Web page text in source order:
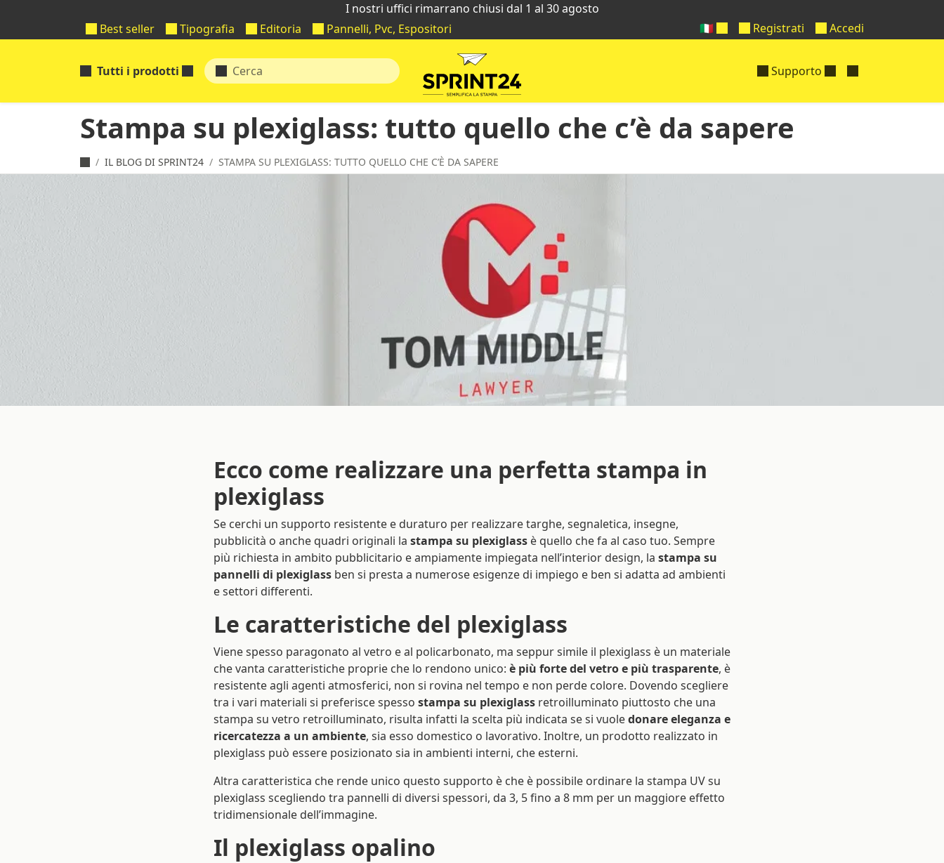
I nostri uffici rimarrano chiusi dal 1 al 30 agosto
Best seller
Tipografia Editoria Pannelli, Pvc, Espositori Registrati Accedi
🇮🇹
Tutti i prodotti Supporto
Stampa su plexiglass: tutto quello che c’è da sapere
IL BLOG DI SPRINT24 STAMPA SU PLEXIGLASS: TUTTO QUELLO CHE C’È DA SAPERE
Ecco come realizzare una perfetta stampa in
plexiglass
Se cerchi un supporto resistente e duraturo per realizzare targhe, segnaletica, insegne,
pubblicità o anche quadri originali la stampa su plexiglass è quello che fa al caso tuo. Sempre
più richiesta in ambito pubblicitario e ampiamente impiegata nell’interior design, la stampa su
pannelli di plexiglass ben si presta a numerose esigenze di impiego e ben si adatta ad ambienti
e settori differenti.
Le caratteristiche del plexiglass
Viene spesso paragonato al vetro e al policarbonato, ma seppur simile il plexiglass è un materiale
che vanta caratteristiche proprie che lo rendono unico: è più forte del vetro e più trasparente, è
resistente agli agenti atmosferici, non si rovina nel tempo e non perde colore. Dovendo scegliere
tra i vari materiali si preferisce spesso stampa su plexiglass retroilluminato piuttosto che una
stampa su vetro retroilluminato, risulta infatti la scelta più indicata se si vuoledonare eleganza e
ricercatezza a un ambiente, sia esso domestico o lavorativo. Inoltre, un prodotto realizzato in
plexiglass può essere posizionato sia in ambienti interni, che esterni.
Altra caratteristica che rende unico questo supporto è che è possibile ordinare la stampa UV su
plexiglass scegliendo tra pannelli di diversi spessori, da 3, 5 fino a 8 mm per un maggiore effetto
tridimensionale dell’immagine.
Il plexiglass opalino